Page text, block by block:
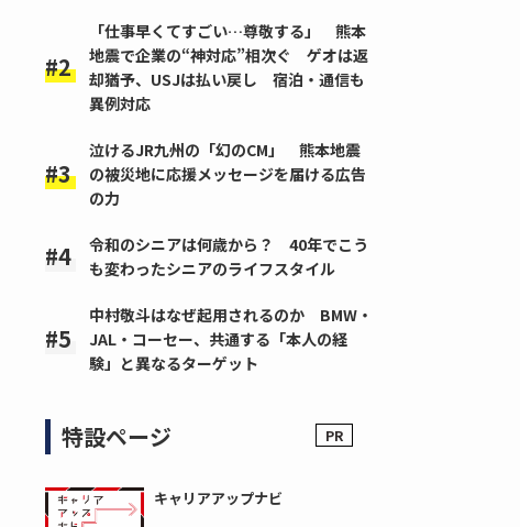
「仕事早くてすごい…尊敬する」 熊本
地震で企業の“神対応”相次ぐ ゲオは返
却猶予、USJは払い戻し 宿泊・通信も
異例対応
泣けるJR九州の「幻のCM」 熊本地震
の被災地に応援メッセージを届ける広告
の力
令和のシニアは何歳から？ 40年でこう
も変わったシニアのライフスタイル
中村敬斗はなぜ起用されるのか BMW・
JAL・コーセー、共通する「本人の経
験」と異なるターゲット
特設ページ
キャリアアップナビ